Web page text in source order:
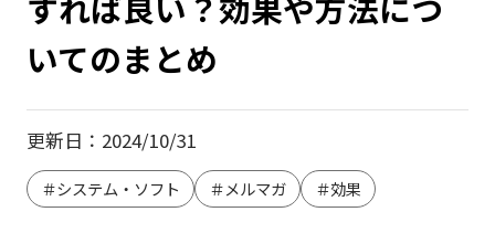
いてのまとめ
更新日：2024/10/31
＃システム・ソフト ＃メルマガ ＃効果